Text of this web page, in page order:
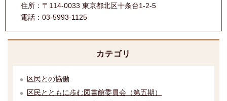
住所： 〒114-0033 東京都北区十条台1-2-5
電話： 03-5993-1125
カテゴリ
区民との協働
区民とともに歩む図書館委員会（第五期）